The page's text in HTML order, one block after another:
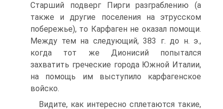
Старший подверг Пирги разграблению (а
также и другие поселения на этрусском
побережье), то Карфаген не оказал помощи.
Между тем на следующий, 383 г. до н. э.,
когда тот же Дионисий попытался
захватить греческие города Южной Италии,
на помощь им выступило карфагенское
войско.
Видите, как интересно сплетаются такие,